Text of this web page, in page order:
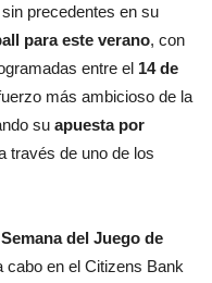
precedentes en su
para este verano, con
entre el 14 de
más ambicioso de la
su apuesta por
través de uno de los
Semana del Juego de
cabo en el Citizens Bank